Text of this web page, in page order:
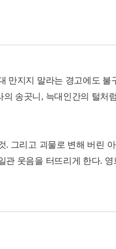
만지지 말라는 경고에도 불
송곳니, 늑대인간의 털처
그리고 괴물로 변해 버린
웃음을 터뜨리게 한다.